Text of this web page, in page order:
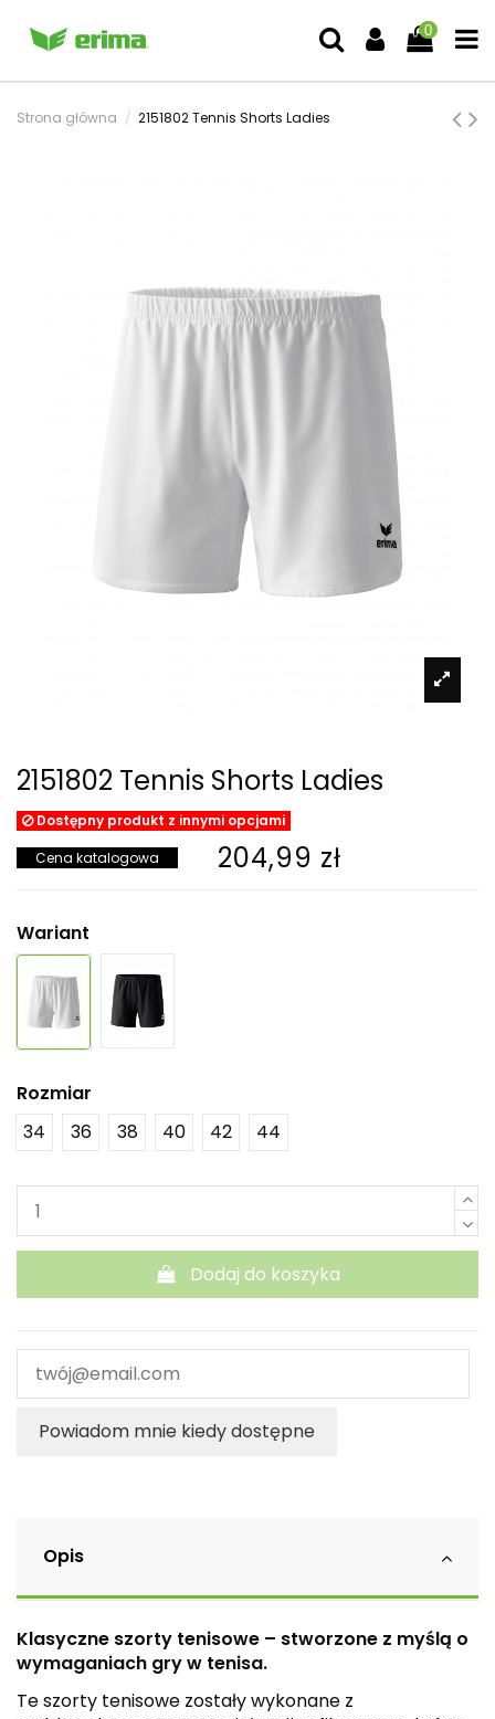
0
Strona główna 2151802 Tennis Shorts Ladies
2151802 Tennis Shorts Ladies
Dostępny produkt z innymi opcjami
Cena katalogowa 204,99 zł
Wariant
Rozmiar
34
36 38 40 42 44
Dodaj do koszyka
Powiadom mnie kiedy dostępne
Opis
Klasyczne szorty tenisowe – stworzone z myślą o
wymaganiach gry w tenisa.
Te szorty tenisowe zostały wykonane z